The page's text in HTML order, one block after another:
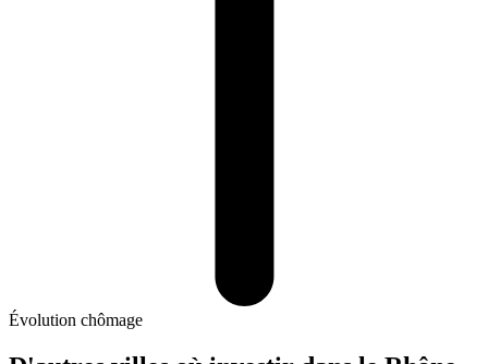
Évolution chômage